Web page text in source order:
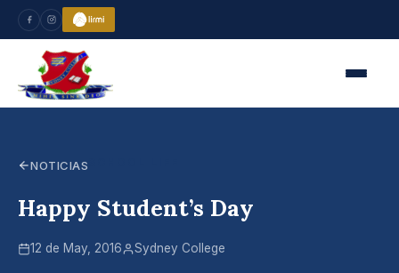
NOTICIAS
Happy Student’s Day
12 de May, 2016 Sydney College